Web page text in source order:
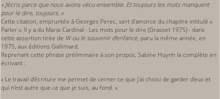
« J’écris parce que nous avons vécu ensemble. Et toujours les mots manquent
pour le dire, toujours. »
Cette citation, empruntée à Georges Perec, sert d’amorce du chapitre intitulé «
Parler ». Il y a du Marie Cardinal - Les mots pour le dire (Grasset 1975) - dans
cette assertion tirée de W ou le souvenir d’enfance, paru la même année, en
1975, aux éditions Gallimard.
Reprenant cette phrase préliminaire à son propos, Sabine Huynh la complète en
écrivant :
« Le travail d’écriture me permet de cerner ce que j’ai choisi de garder d’eux et
qui n’est autre que ce que je suis, au fond. »